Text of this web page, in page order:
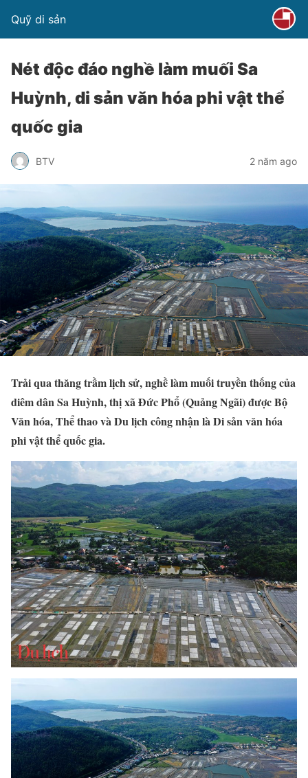
Quỹ di sản
Nét độc đáo nghề làm muối Sa
Huỳnh, di sản văn hóa phi vật thể
quốc gia
BTV 2 năm ago
Trải qua thăng trầm lịch sử, nghề làm muối truyền thống của
diêm dân Sa Huỳnh, thị xã Đức Phổ (Quảng Ngãi) được Bộ
Văn hóa, Thể thao và Du lịch công nhận là Di sản văn hóa
phi vật thể quốc gia.